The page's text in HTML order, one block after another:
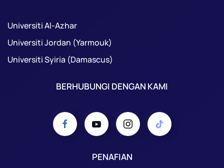
Universiti Al-Azhar
Universiti Jordan (Yarmouk)
Universiti Syiria (Damascus)
BERHUBUNGI DENGAN KAMI
PENAFIAN